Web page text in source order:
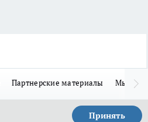
Партнерские материалы Мы в
Принять